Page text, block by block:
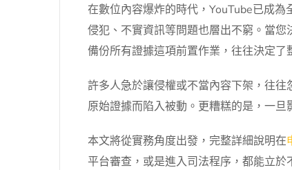
在數位內容爆炸的時代，YouTube已成
侵犯、不實資訊等問題也層出不窮。當
備份所有證據這項前置作業，往往決定了
許多人急於讓侵權或不當內容下架，往
原始證據而陷入被動。更糟糕的是，一
本文將從實務角度出發，完整詳細說明在
平台審查，或是進入司法程序，都能立於